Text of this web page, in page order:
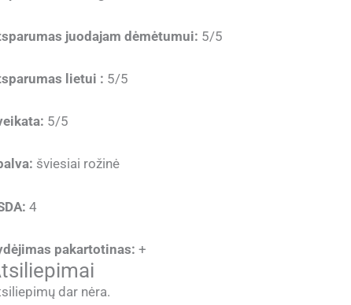
juodajam dėmėtumui: 5/5
lietui : 5/5
5/5
šviesiai rožinė
4
pakartotinas: +
dar nėra.